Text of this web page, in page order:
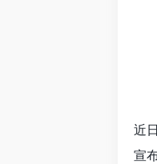
近
宣